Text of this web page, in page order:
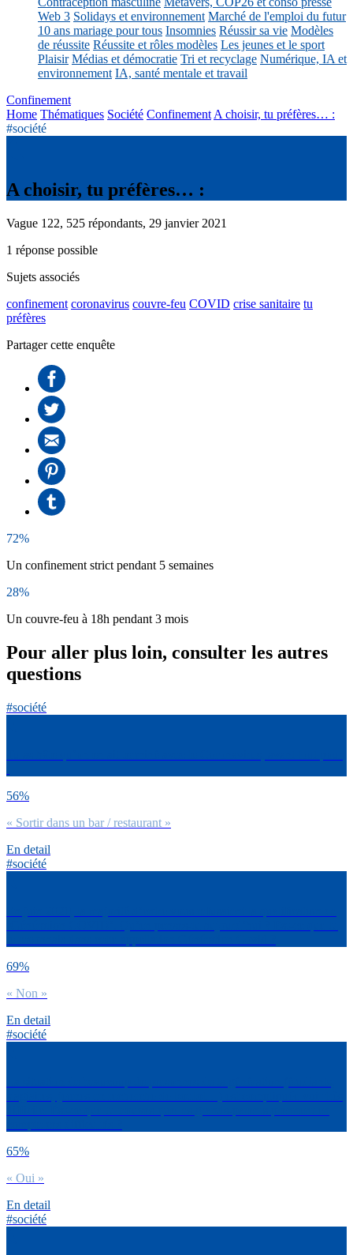
Web 3 Solidays et environnement Marché de l'emploi du futur
10 ans mariage pour tous Insomnies Réussir sa vie Modèles
de réussite Réussite et rôles modèles Les jeunes et le sport
Plaisir Médias et démocratie Tri et recyclage Numérique, IA et
environnement IA, santé mentale et travail
Confinement
Home Thématiques Société Confinement A choisir, tu préfères… :
#société
A choisir, tu préfères… :
Vague 122, 525 répondants, 29 janvier 2021
1 réponse possible
Sujets associés
confinement coronavirus couvre-feu COVID crise sanitaire tu
préfères
Partager cette enquête
72%
Un confinement strict pendant 5 semaines
28%
Un couvre-feu à 18h pendant 3 mois
Pour aller plus loin, consulter les autres
questions
#société
56%
« Sortir dans un bar / restaurant »
En detail
#société
69%
« Non »
En detail
#société
65%
« Oui »
En detail
#société